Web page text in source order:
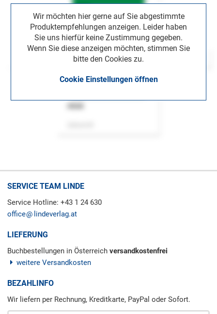
Wir möchten hier gerne auf Sie abgestimmte
Produktempfehlungen anzeigen. Leider haben
Sie uns hierfür keine Zustimmung gegeben.
Wenn Sie diese anzeigen möchten, stimmen Sie
bitte den Cookies zu.
Cookie Einstellungen öffnen
SERVICE TEAM LINDE
Service Hotline: +43 1 24 630
office
lindeverlag.at
LIEFERUNG
Buchbestellungen in Österreich versandkostenfrei
weitere Versandkosten
BEZAHLINFO
Wir liefern per Rechnung, Kreditkarte, PayPal oder Sofort.